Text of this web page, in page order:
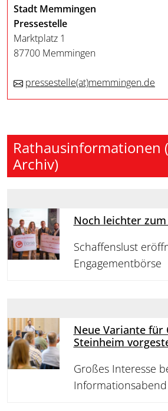
Stadt Memmingen
Pressestelle
Marktplatz 1
87700 Memmingen
pressestelle(at)memmingen.de
Rathausinformationen
Archiv)
Noch leichter
Schaffenslust
Engagementbörse
Neue Variante
Steinheim
Großes Interesse